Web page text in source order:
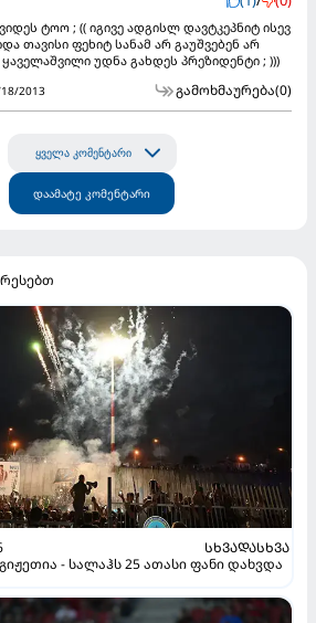
ტოო ; (( იგივე ადგისლ დავტკეპნიტ ისევ
თავისი ფეხიტ სანამ არ გაუშვებენ არ
უდნა გახდეს პრეზიდენტი ; )))
2013 გამოხმაურება(0)
ყველა კომენტარი
დაამატე კომენტარი
ᲡᲮᲕᲐᲓᲐᲡᲮᲕᲐ
- სალაჰს 25 ათასი ფანი დახვდა